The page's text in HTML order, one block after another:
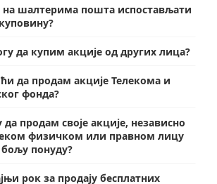
на шалтерима пошта испостављати
да купим акције од других лица?
да продам акције Телекома и
фонда?
продам своје акције, независно
физичком или правном лицу
понуду?
рок за продају бесплатних